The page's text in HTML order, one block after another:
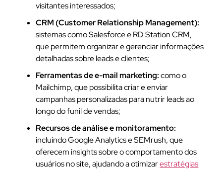
visitantes interessados;
CRM (Customer Relationship Management):
sistemas como Salesforce e RD Station CRM,
que permitem organizar e gerenciar informações
detalhadas sobre leads e clientes;
Ferramentas de e-mail marketing:como o
Mailchimp, que possibilita criar e enviar
campanhas personalizadas para nutrir leads ao
longo do funil de vendas;
Recursos de análise e monitoramento:
incluindo Google Analytics e SEMrush, que
oferecem insights sobre o comportamento dos
usuários no site, ajudando a otimizarestratégias